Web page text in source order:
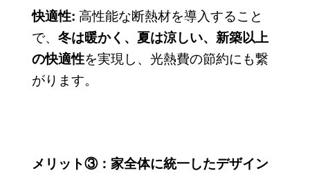
快適性: 高性能な断熱材を導入すること
で、 冬は暖かく、夏は涼しい、新築以上
の快適性を実現し、光熱費の節約にも繋
がります。
メリット③：家全体に統一したデザイン